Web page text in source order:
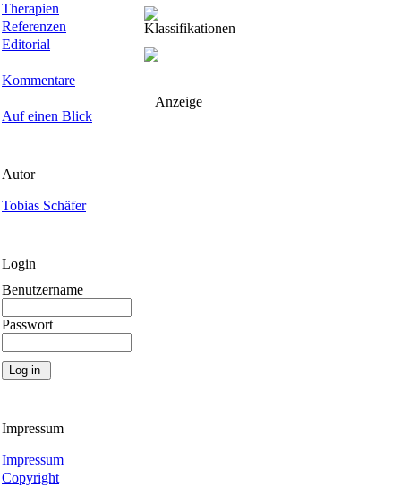
Therapien
Referenzen
Editorial
Kommentare
Auf einen Blick
Autor
Tobias Schäfer
Login
Benutzername
Passwort
Impressum
Impressum
Copyright
Klassifikationen
Anzeige